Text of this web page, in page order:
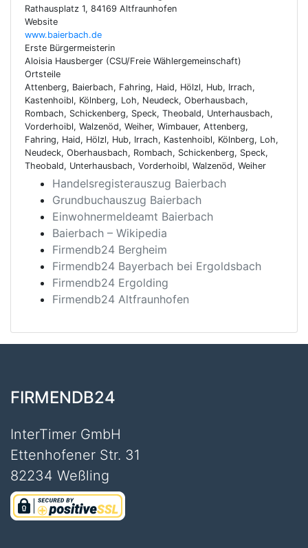
Rathausplatz 1, 84169 Altfraunhofen
Website
www.baierbach.de
Erste Bürgermeisterin
Aloisia Hausberger (CSU/Freie Wählergemeinschaft)
Ortsteile
Attenberg, Baierbach, Fahring, Haid, Hölzl, Hub, Irrach,
Kastenhoibl, Kölnberg, Loh, Neudeck, Oberhausbach,
Rombach, Schickenberg, Speck, Theobald, Unterhausbach,
Vorderhoibl, Walzenöd, Weiher, Wimbauer, Attenberg,
Fahring, Haid, Hölzl, Hub, Irrach, Kastenhoibl, Kölnberg, Loh,
Neudeck, Oberhausbach, Rombach, Schickenberg, Speck,
Theobald, Unterhausbach, Vorderhoibl, Walzenöd, Weiher
Handelsregisterauszug Baierbach
Grundbuchauszug Baierbach
Einwohnermeldeamt Baierbach
Baierbach – Wikipedia
Firmendb24 Bergheim
Firmendb24 Bayerbach bei Ergoldsbach
Firmendb24 Ergolding
Firmendb24 Altfraunhofen
FIRMENDB24
InterTimer GmbH
Ettenhofener Str. 31
82234 Weßling